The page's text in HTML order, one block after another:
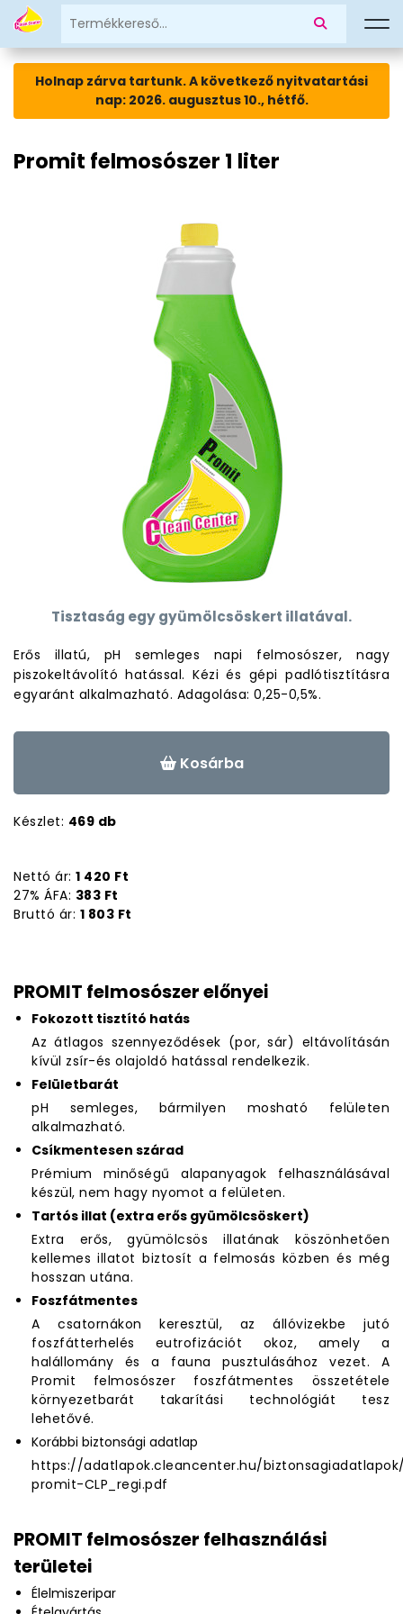
Holnap zárva tartunk. A következő nyitvatartási
nap: 2026. augusztus 10., hétfő.
Promit felmosószer 1 liter
Tisztaság egy gyümölcsöskert illatával.
Erős illatú, pH semleges napi felmosószer, nagy
piszokeltávolító hatással. Kézi és gépi padlótisztításra
egyaránt alkalmazható. Adagolása: 0,25-0,5%.
Kosárba
Készlet: 469 db
Nettó ár: 1 420 Ft
27% ÁFA: 383 Ft
Bruttó ár: 1 803 Ft
PROMIT felmosószer előnyei
Fokozott tisztító hatás
Az átlagos szennyeződések (por, sár) eltávolításán
kívül zsír-és olajoldó hatással rendelkezik.
Felületbarát
pH semleges, bármilyen mosható felületen
alkalmazható.
Csíkmentesen szárad
Prémium minőségű alapanyagok felhasználásával
készül, nem hagy nyomot a felületen.
Tartós illat (extra erős gyümölcsöskert)
Extra erős, gyümölcsös illatának köszönhetően
kellemes illatot biztosít a felmosás közben és még
hosszan utána.
Foszfátmentes
A csatornákon keresztül, az állóvizekbe jutó
foszfátterhelés eutrofizációt okoz, amely a
halállomány és a fauna pusztulásához vezet. A
Promit felmosószer foszfátmentes összetétele
környezetbarát takarítási technológiát tesz
lehetővé.
Korábbi biztonsági adatlap
https://adatlapok.cleancenter.hu/
promit-CLP_regi.pdf
PROMIT felmosószer felhasználási
területei
Élelmiszeripar